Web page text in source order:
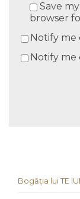
Save
browser
Notify
Notify me
Bogăția lui TE